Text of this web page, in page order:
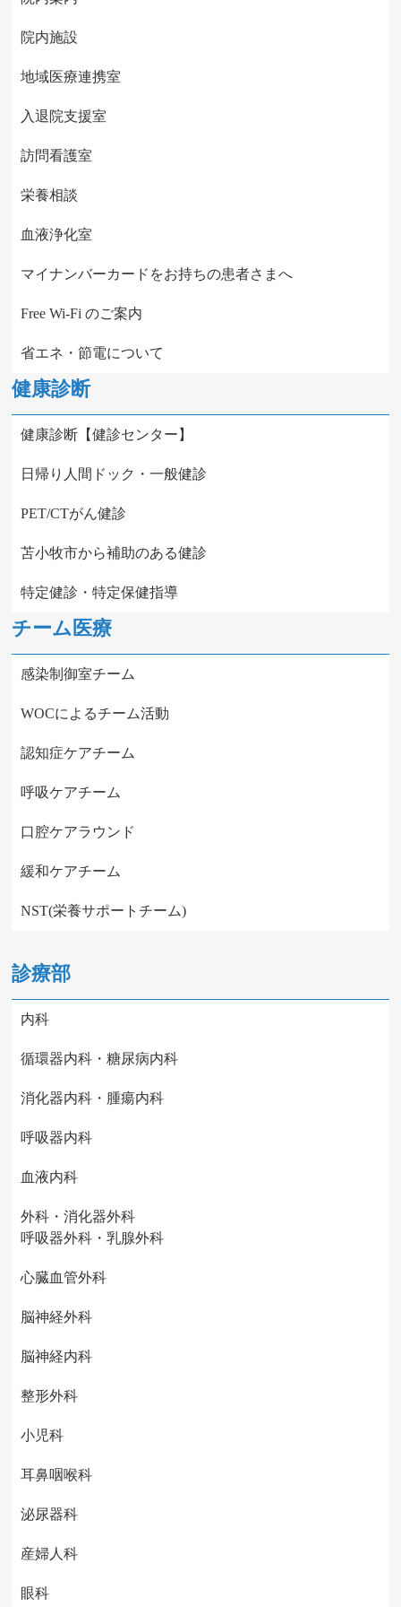
院内施設
地域医療連携室
入退院支援室
訪問看護室
栄養相談
血液浄化室
マイナンバーカードをお持ちの患者さまへ
Free Wi-Fi のご案内
省エネ・節電について
健康診断
健康診断【健診センター】
日帰り人間ドック・一般健診
PET/CTがん健診
苫小牧市から補助のある健診
特定健診・特定保健指導
チーム医療
感染制御室チーム
WOCによるチーム活動
認知症ケアチーム
呼吸ケアチーム
口腔ケアラウンド
緩和ケアチーム
NST(栄養サポートチーム)
診療部
内科
循環器内科・糖尿病内科
消化器内科・腫瘍内科
呼吸器内科
血液内科
外科・消化器外科
呼吸器外科・乳腺外科
心臓血管外科
脳神経外科
脳神経内科
整形外科
小児科
耳鼻咽喉科
泌尿器科
産婦人科
眼科